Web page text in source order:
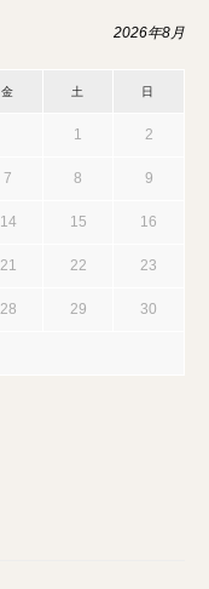
2026年8月
金 土 日
1 2
7 8 9
14 15 16
21 22 23
28 29 30